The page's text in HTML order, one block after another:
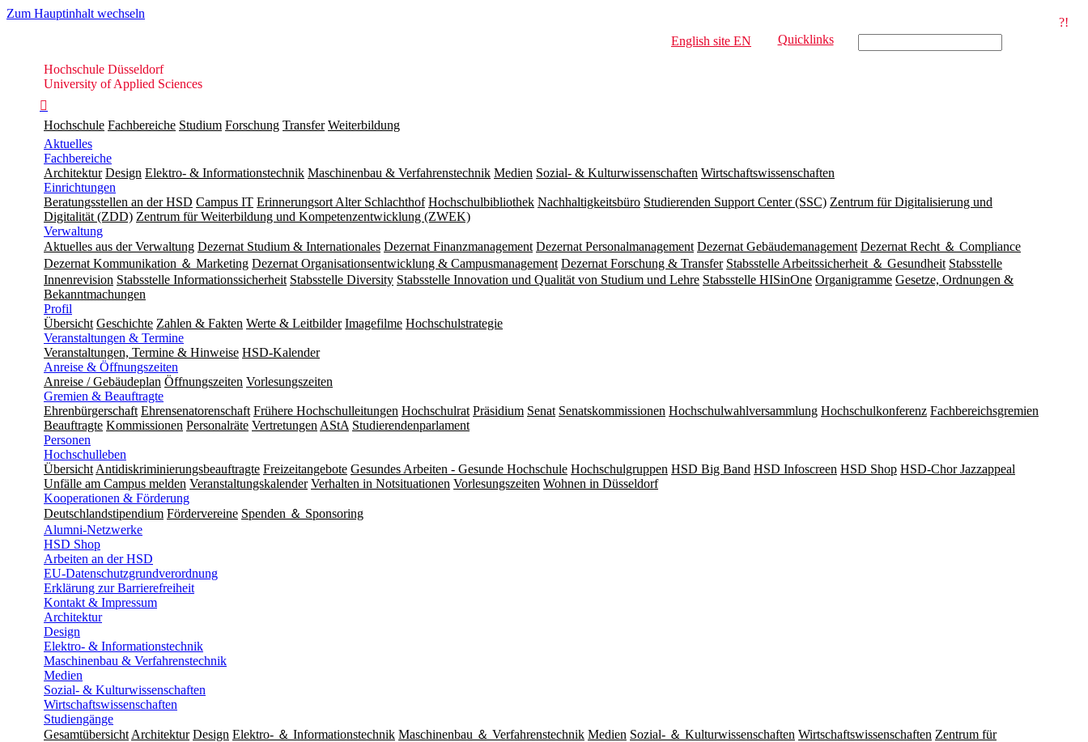
Zum Hauptinhalt wechseln
?!
Hochschule
Düsseldorf
Hochschule Düsseldorf
University of Applied Sciences

English site EN Quicklinks
Hochschule Fachbereiche Studium Forschung Transfer Weiterbildung
Aktuelles
Fachbereiche
Architektur Design Elektro- & Informationstechnik Maschinenbau & Verfahrenstechnik Medien Sozial- & Kulturwissenschaften Wirtschaftswissenschaften
Einrichtungen
Beratungsstellen an der HSD Campus IT Erinnerungsort Alter Schlachthof Hochschulbibliothek Nachhaltigkeitsbüro Studierenden Support Center (SSC) Zentrum für Digitalisierung und
Digitalität (ZDD) Zentrum für Weiterbildung und Kompetenzentwicklung (ZWEK)
Verwaltung
Aktuelles aus der Verwaltung Dezernat Studium & Internationales Dezernat Finanzmanagement Dezernat Personalmanagement Dezernat Gebäudemanagement Dezernat Recht ＆ Compliance
Dezernat Kommunikation ＆ Marketing Dezernat Organisationsentwicklung & Campusmanagement Dezernat Forschung & Transfer Stabsstelle Arbeitssicherheit ＆ Gesundheit Stabsstelle
Innenrevision Stabsstelle In­for­ma­ti­ons­sicher­heit Stabsstelle Diversity Stabsstelle Innovation und Qualität von Studium und Lehre Stabsstelle HISinOne Organigramme Gesetze, Ordnungen &
Bekanntmachungen
Profil
Übersicht Geschichte Zahlen & Fakten Werte & Leitbilder Imagefilme Hochschulstrategie
Veranstaltungen & Termine
Veranstaltungen, Termine & Hinweise HSD-Kalender
Anreise & Öffnungszeiten
Anreise / Gebäudeplan Öffnungszeiten Vorlesungszeiten
Gremien & Beauftragte
Ehrenbürgerschaft Ehrensenatorenschaft Frühere Hochschulleitungen Hochschulrat Präsidium Senat Senatskommissionen Hochschulwahlversammlung Hochschulkonferenz Fachbereichsgremien
Beauftragte Kommissionen Personalräte Vertretungen AStA Studierendenparlament
Personen
Hochschulleben
Übersicht Antidiskriminierungsbeauftragte Freizeitangebote Gesundes Arbeiten - Gesunde Hochschule Hochschulgruppen HSD Big Band HSD Infoscreen HSD Shop HSD-Chor Jazzappeal
Unfälle am Campus melden Veranstaltungskalender Verhalten in Notsituationen Vorlesungszeiten Wohnen in Düsseldorf
Kooperationen & Förderung
Deutschlandstipendium Fördervereine Spenden ＆ Sponsoring
Alumni-Netzwerke
HSD Shop
Arbeiten an der HSD
EU-Datenschutzgrundverordnung
Erklärung zur Barrierefreiheit
Kontakt & Impressum
Architektur
Design
Elektro- & Informationstechnik
Maschinenbau & Verfahrenstechnik
Medien
Sozial- & Kulturwissenschaften
Wirtschaftswissenschaften
Studiengänge
Gesamtübersicht Architektur Design Elektro- ＆ Informationstechnik Maschinenbau ＆ Verfahrenstechnik Medien Sozial- ＆ Kulturwissenschaften Wirtschaftswissenschaften Zentrum für